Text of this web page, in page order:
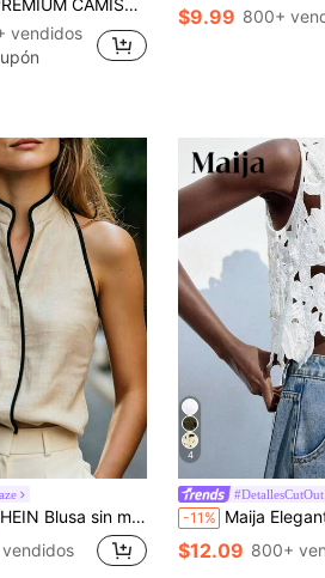
DE MUJER DE ALGODÓN CON ENCAJE BORDADO
vendidos
$9.99 800+
mangas con cuello halter de lino estilo francés chic para mujer, color negro y beige con ribete de contraste, cuello alto, top casual elegante de verano para brunch
4
#DetallesCutOut
-11% Maija Elegante Romántico Sexy Tropical Blanco Floral Encaje Soluble en Agua
$12.09 800+